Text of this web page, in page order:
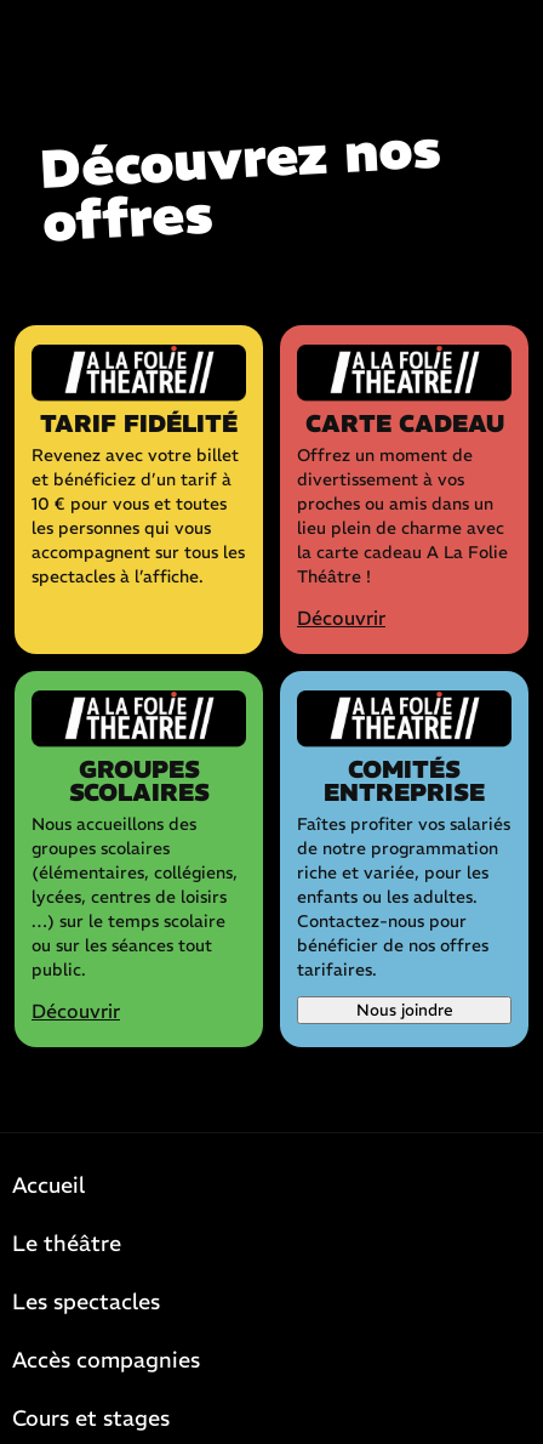
Découvrez nos
offres
TARIF FIDÉLITÉ
Revenez avec votre billet
et bénéficiez d’un tarif à
10 € pour vous et toutes
les personnes qui vous
accompagnent sur tous les
spectacles à l’affiche.
CARTE CADEAU
Offrez un moment de
divertissement à vos
proches ou amis dans un
lieu plein de charme avec
la carte cadeau A La Folie
Théâtre !
Découvrir
GROUPES
SCOLAIRES
Nous accueillons des
groupes scolaires
(élémentaires, collégiens,
lycées, centres de loisirs
…) sur le temps scolaire
ou sur les séances tout
public.
Découvrir
COMITÉS
ENTREPRISE
Faîtes profiter vos salariés
de notre programmation
riche et variée, pour les
enfants ou les adultes.
Contactez-nous pour
bénéficier de nos offres
tarifaires.
Nous joindre
Accueil
Le théâtre
Les spectacles
Accès compagnies
Cours et stages